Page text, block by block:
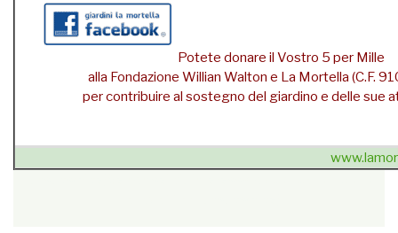
Potete donare il Vostro 5 per Mille
alla Fondazione Willian Walton e La Mortella (C.F.
per contribuire al sostegno del giardino e delle sue